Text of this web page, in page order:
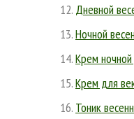
Дневной
Ночной
Крем
Крем для
Тоник